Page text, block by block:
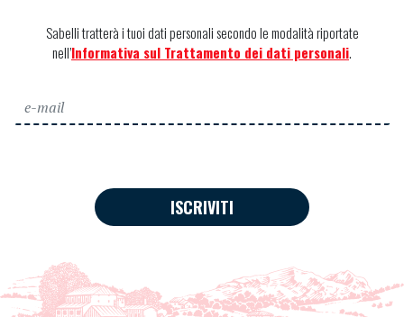
Sabelli tratterà i tuoi dati personali secondo le modalità riportate
nell’Informativa sul Trattamento dei dati personali.
ISCRIVITI